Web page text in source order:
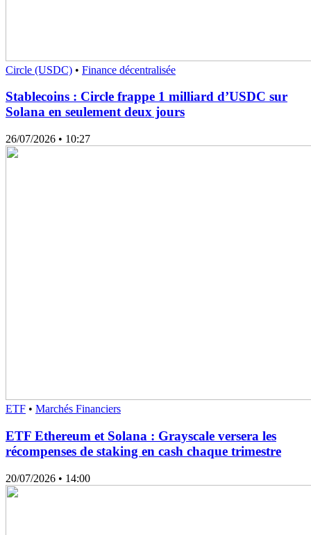
Circle (USDC) • Finance décentralisée
Stablecoins : Circle frappe 1 milliard d’USDC sur
Solana en seulement deux jours
26/07/2026 • 10:27
ETF • Marchés Financiers
ETF Ethereum et Solana : Grayscale versera les
récompenses de staking en cash chaque trimestre
20/07/2026 • 14:00